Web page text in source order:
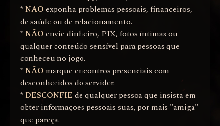
*NÃO exponha problemas pessoais, financeiros,
de saúde ou de relacionamento.
*NÃO envie dinheiro, PIX, fotos íntimas ou
qualquer conteúdo sensível para pessoas que
conheceu no jogo.
*NÃO marque encontros presenciais com
desconhecidos do servidor.
* DESCONFIE de qualquer pessoa que insista em
obter informações pessoais suas, por mais "amiga"
que pareça.